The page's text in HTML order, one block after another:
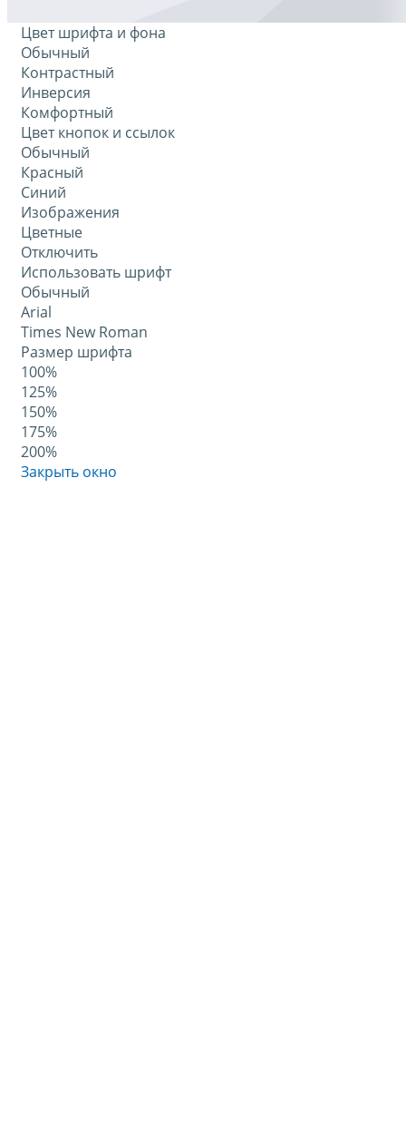
Цвет шрифта и фона
Обычный
Контрастный
Инверсия
Комфортный
Цвет кнопок и ссылок
Обычный
Красный
Синий
Изображения
Цветные
Отключить
Использовать шрифт
Обычный
Arial
Times New Roman
Размер шрифта
100%
125%
150%
175%
200%
Закрыть окно